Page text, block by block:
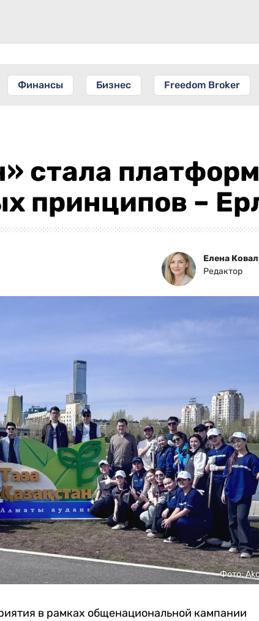
Финансы Бизнес Freedom Broker
стала
принципов –
Елена
Редактор
Фото:
в рамках общенациональной кампании